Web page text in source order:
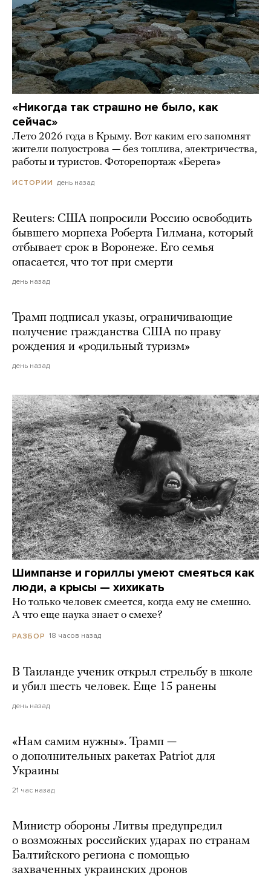
«Никогда так страшно не было, как
сейчас»
Лето 2026 года в Крыму. Вот каким его запомнят
жители полуострова — без топлива, электричества,
работы и туристов. Фоторепортаж «Берега»
ИСТОРИИ день назад
Reuters: США попросили Россию освободить
бывшего морпеха Роберта Гилмана, который
отбывает срок в Воронеже. Его семья
опасается, что тот при смерти
день назад
Трамп подписал указы, ограничивающие
получение гражданства США по праву
рождения и «родильный туризм»
день назад
Шимпанзе и гориллы умеют смеяться как
люди, а крысы — хихикать
Но только человек смеется, когда ему не смешно.
А что еще наука знает о смехе?
РАЗБОР 18 часов назад
В Таиланде ученик открыл стрельбу в школе
и убил шесть человек. Еще 15 ранены
день назад
«Нам самим нужны». Трамп —
о дополнительных ракетах Patriot для
Украины
21 час назад
Министр обороны Литвы предупредил
о возможных российских ударах по странам
Балтийского региона с помощью
захваченных украинских дронов